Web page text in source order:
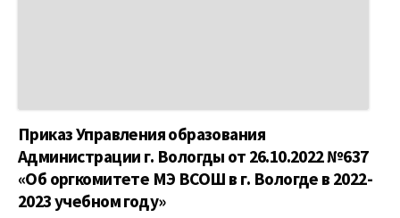
Приказ Управления образования
Администрации г. Вологды от 26.10.2022 №637
«Об оргкомитете МЭ ВСОШ в г. Вологде в 2022-
2023 учебном году»